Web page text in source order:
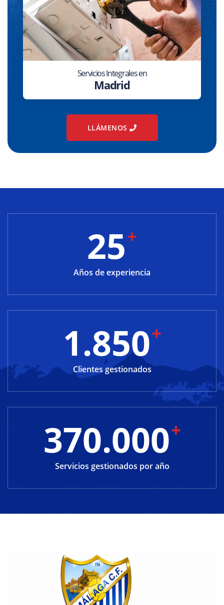
Servicios Integrales en
Madrid
LLÁMENOS
25+
Años de experiencia
1.850+
Clientes gestionados
370.000+
Servicios gestionados por año